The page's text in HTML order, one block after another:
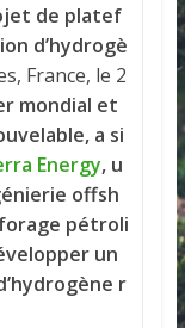
de platef
d’hydrogè
France, le 2
mondial et
a si
Energy, u
offsh
pétroli
un
r